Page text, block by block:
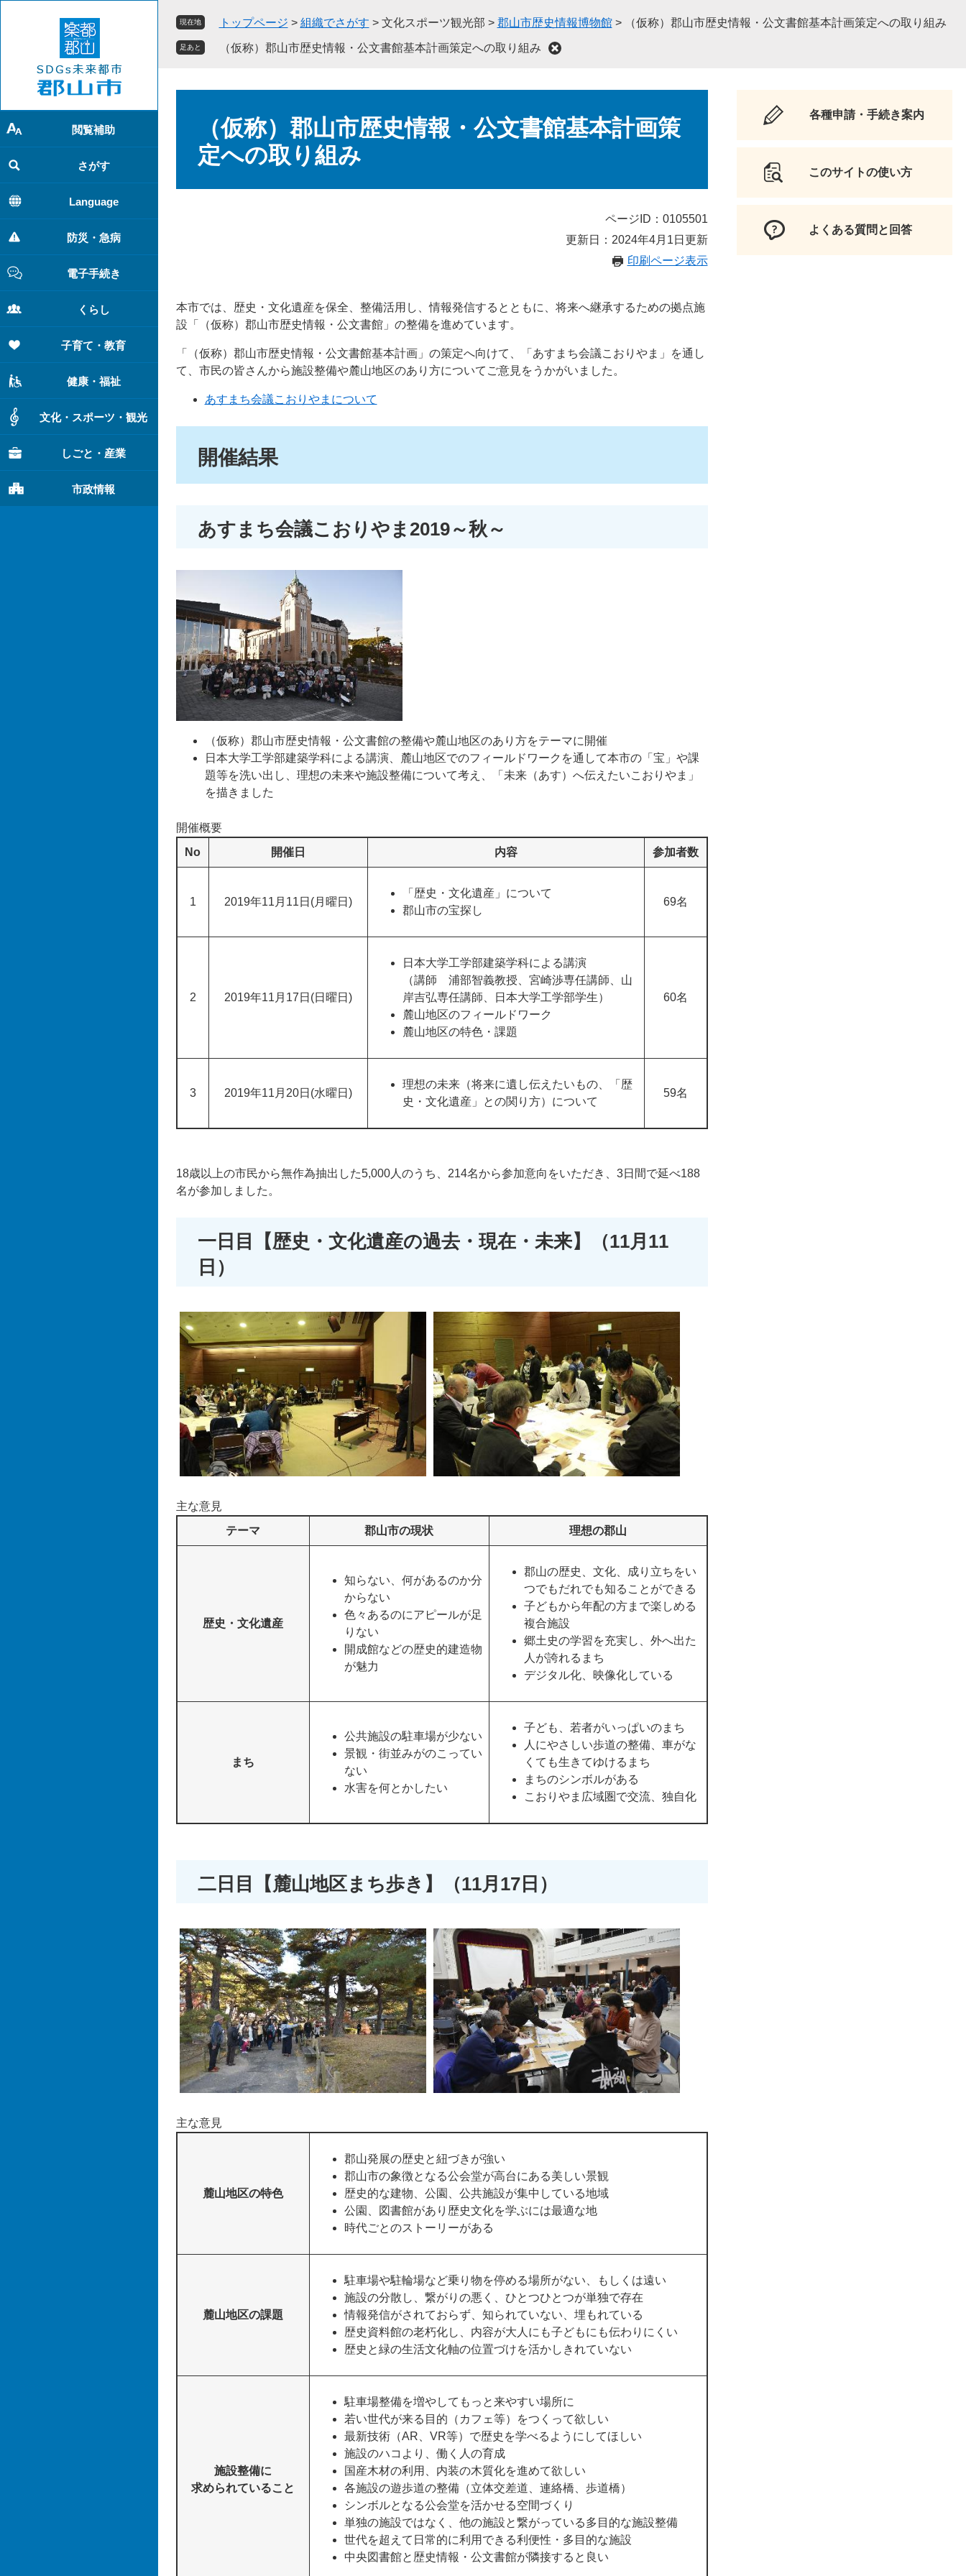
で
す
。
ば
し
て
本
文
へ
閲覧補助
さがす
Language
防災・急病
電子手続き
くらし
子育て・教育
健康・福祉
文化・スポーツ・観光
しごと・産業
市政情報
現在地 トップページ > 組織でさがす > 文化スポーツ観光部 > 郡山市歴史情報博物館 > （仮称）郡山市歴史情報・公文書館基本計画策定への取り組み
足あと （仮称）郡山市歴史情報・公文書館基本計画策定への取り組み
（仮称）郡山市歴史情報・公文書館基本計画策
定への取り組み
ページID：0105501
更新日：2024年4月1日更新
印刷ページ表示
本市では、歴史・文化遺産を保全、整備活用し、情報発信するとともに、将来へ継承するための拠点施
設「（仮称）郡山市歴史情報・公文書館」の整備を進めています。
「（仮称）郡山市歴史情報・公文書館基本計画」の策定へ向けて、「あすまち会議こおりやま」を通し
て、市民の皆さんから施設整備や麓山地区のあり方についてご意見をうかがいました。
あすまち会議こおりやまについて
開催結果
あすまち会議こおりやま2019～秋～
（仮称）郡山市歴史情報・公文書館の整備や麓山地区のあり方をテーマに開催
日本大学工学部建築学科による講演、麓山地区でのフィールドワークを通して本市の「宝」や課
題等を洗い出し、理想の未来や施設整備について考え、「未来（あす）へ伝えたいこおりやま」
を描きました
開催概要
No
開催日 内容 参加者数
1 2019年11月11日(月曜日)
「歴史・文化遺産」について
郡山市の宝探し
69名
2 2019年11月17日(日曜日)
日本大学工学部建築学科による講演
（講師 浦部智義教授、宮崎渉専任講師、山
岸吉弘専任講師、日本大学工学部学生）
麓山地区のフィールドワーク
麓山地区の特色・課題
60名
3 2019年11月20日(水曜日)
理想の未来（将来に遺し伝えたいもの、「歴
史・文化遺産」との関り方）について
59名
18歳以上の市民から無作為抽出した5,000人のうち、214名から参加意向をいただき、3日間で延べ188
名が参加しました。
一日目【歴史・文化遺産の過去・現在・未来】（11月11
日）
主な意見
テーマ
郡山市の現状 理想の郡山
歴史・文化遺産
知らない、何があるのか分
からない
色々あるのにアピールが足
りない
開成館などの歴史的建造物
が魅力
郡山の歴史、文化、成り立ちをい
つでもだれでも知ることができる
子どもから年配の方まで楽しめる
複合施設
郷土史の学習を充実し、外へ出た
人が誇れるまち
デジタル化、映像化している
まち
公共施設の駐車場が少ない
景観・街並みがのこってい
ない
水害を何とかしたい
子ども、若者がいっぱいのまち
人にやさしい歩道の整備、車がな
くても⽣きてゆけるまち
まちのシンボルがある
こおりやま広域圏で交流、独自化
二日目【麓山地区まち歩き】（11月17日）
主な意見
麓山地区の特色
郡山発展の歴史と紐づきが強い
郡山市の象徴となる公会堂が高台にある美しい景観
歴史的な建物、公園、公共施設が集中している地域
公園、図書館があり歴史文化を学ぶには最適な地
時代ごとのストーリーがある
麓山地区の課題
駐車場や駐輪場など乗り物を停める場所がない、もしくは遠い
施設の分散し、繋がりの悪く、ひとつひとつが単独で存在
情報発信がされておらず、知られていない、埋もれている
歴史資料館の老朽化し、内容が大人にも子どもにも伝わりにくい
歴史と緑の⽣活文化軸の位置づけを活かしきれていない
施設整備に
求められていること
駐車場整備を増やしてもっと来やすい場所に
若い世代が来る目的（カフェ等）をつくって欲しい
最新技術（AR、VR等）で歴史を学べるようにしてほしい
施設のハコより、働く人の育成
国産木材の利用、内装の木質化を進めて欲しい
各施設の遊歩道の整備（立体交差道、連絡橋、歩道橋）
シンボルとなる公会堂を活かせる空間づくり
単独の施設ではなく、他の施設と繋がっている多目的な施設整備
世代を超えて日常的に利用できる利便性・多目的な施設
中央図書館と歴史情報・公文書館が隣接すると良い
各種申請・手続き案内
このサイトの使い方
よくある質問と回答